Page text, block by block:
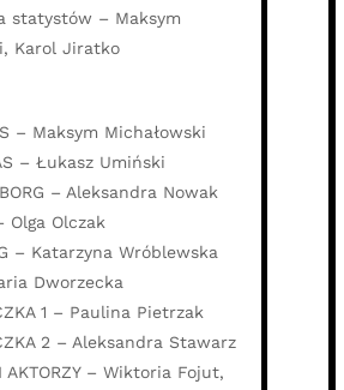
statystów – Maksym
Karol Jiratko
– Maksym Michałowski
– Łukasz Umiński
– Aleksandra Nowak
Olga Olczak
– Katarzyna Wróblewska
Dworzecka
1 – Paulina Pietrzak
2 – Aleksandra Stawarz
AKTORZY – Wiktoria Fojut,